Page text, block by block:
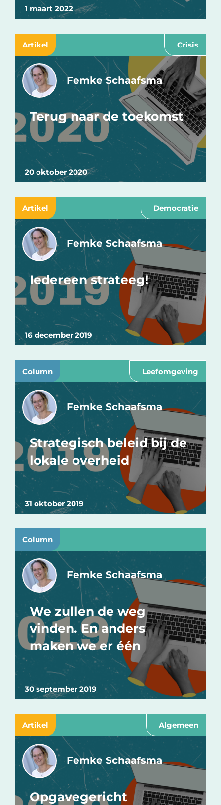
1 maart 2022
Artikel Crisis
20 oktober 2020
Femke Schaafsma
Terug naar de toekomst
Artikel Democratie
16 december 2019
Femke Schaafsma
Iedereen strateeg!
Column Leefomgeving
31 oktober 2019
Femke Schaafsma
Strategisch beleid bij de
lokale overheid
Column
30 september 2019
Femke Schaafsma
We zullen de weg
vinden. En anders
maken we er één
Artikel Algemeen
Femke Schaafsma
Opgavegericht